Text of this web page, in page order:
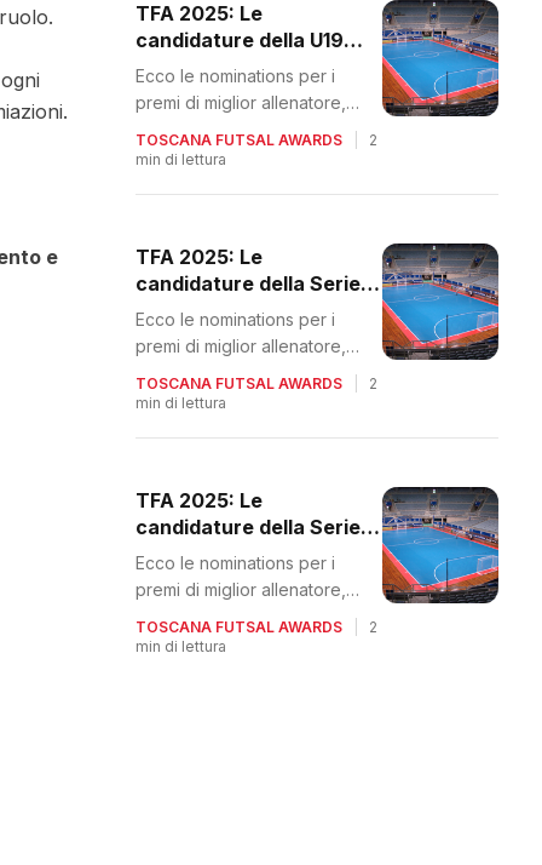
e
TFA 2025: Le
candidature della U19
Nazionale
Ecco le nominations per i
premi di miglior allenatore,
TOSCANA FUTSAL AWARDS
2
min di lettura
TFA 2025: Le
candidature della Serie C
Femminile
Ecco le nominations per i
premi di miglior allenatore,
TOSCANA FUTSAL AWARDS
2
min di lettura
TFA 2025: Le
candidature della Serie
C2–C
Ecco le nominations per i
premi di miglior allenatore,
TOSCANA FUTSAL AWARDS
2
min di lettura